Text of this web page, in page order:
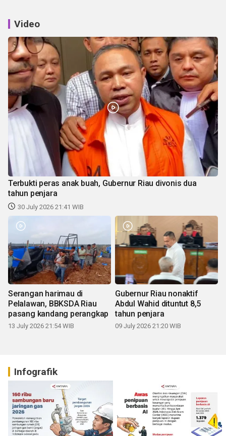
Video
Terbukti peras anak buah, Gubernur Riau divonis dua
tahun penjara
30 July 2026 21:41 WIB
Serangan harimau di
Pelalawan, BBKSDA Riau
pasang kandang perangkap
13 July 2026 21:54 WIB
Gubernur Riau nonaktif
Abdul Wahid dituntut 8,5
tahun penjara
09 July 2026 21:20 WIB
Infografik